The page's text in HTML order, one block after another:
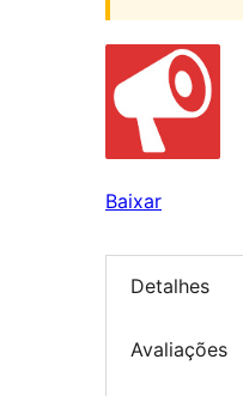
Baixar
Detalhes
Avaliações